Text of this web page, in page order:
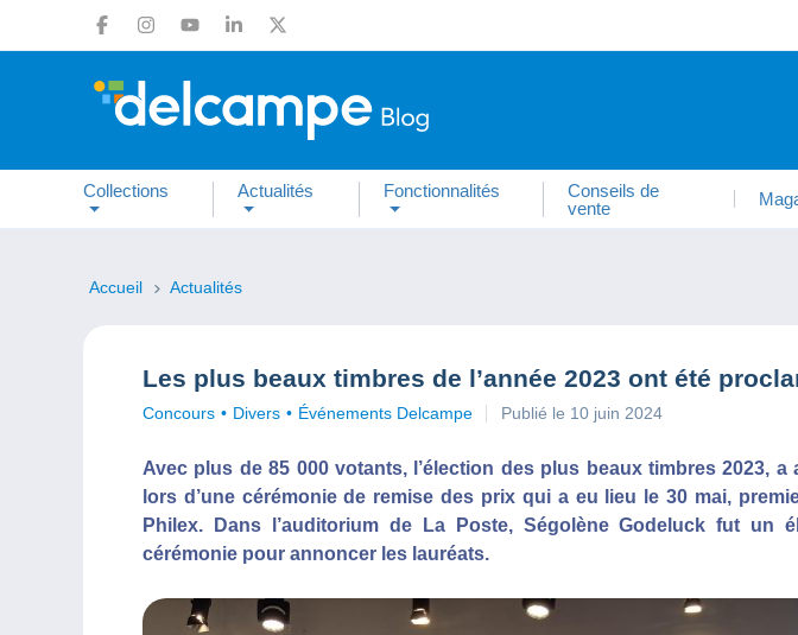
Collections Actualités Fonctionnalités
Conseils de
vente
Accueil Actualités
Les plus beaux timbres de l’année 2023 ont été
Concours Divers Événements Delcampe Publié le 10 juin 2024
Avec plus de 85 000 votants, l’élection des plus beaux timbres 2023, a
lors d’une cérémonie de remise des prix qui a eu lieu le 30 mai,
Philex. Dans l’auditorium de La Poste, Ségolène Godeluck fut un
cérémonie pour annoncer les lauréats.